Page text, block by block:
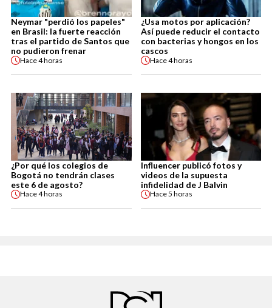
Neymar "perdió los papeles"
en Brasil: la fuerte reacción
tras el partido de Santos que
no pudieron frenar
Hace4 horas
¿Usa motos por aplicación?
Así puede reducir el contacto
con bacterias y hongos en los
cascos
Hace4 horas
¿Por qué los colegios de
Bogotá no tendrán clases
este 6 de agosto?
Hace4 horas
Influencer publicó fotos y
videos de la supuesta
infidelidad de J Balvin
Hace5 horas